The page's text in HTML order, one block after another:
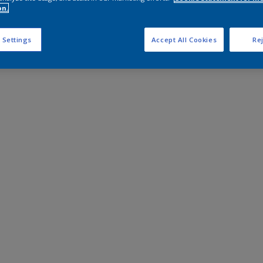
Settings Accept All Cookies